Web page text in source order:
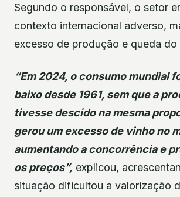
Segundo o responsável, o setor
contexto internacional adverso,
excesso de produção e queda do
“Em 2024, o consumo mundial
baixo desde 1961, sem que a
tivesse descido na mesma
gerou um excesso de vinho no
aumentando a concorrência e
os preços”, explicou,
situação dificultou a valorização